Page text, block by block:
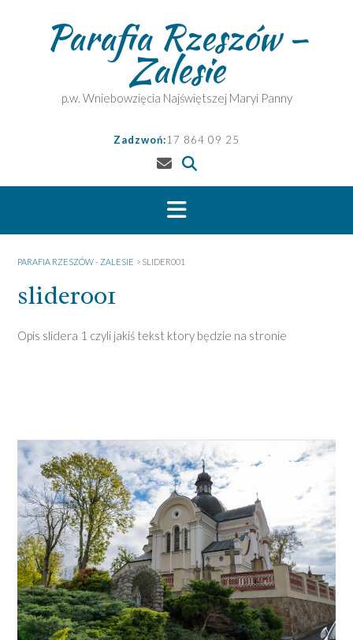
Parafia Rzeszów –
Zalesie
p.w. Wniebowzięcia Najświętszej Maryi Panny
Zadzwoń:17 864 09 25
PARAFIA RZESZÓW - ZALESIE > SLIDER001
slider001
Opis slidera 1 czyli jakiś tekst ktory będzie na stronie